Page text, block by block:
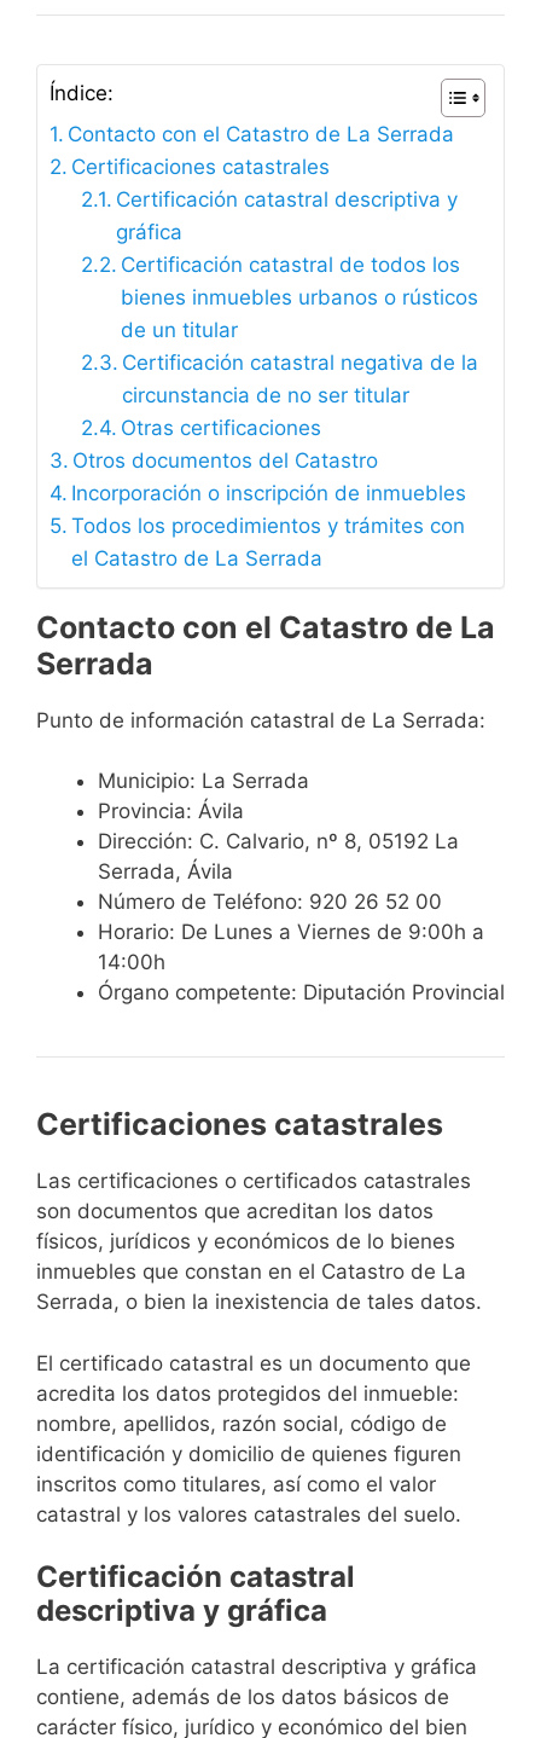
Índice:
Contacto con el Catastro de La Serrada
Certificaciones catastrales
Certificación catastral descriptiva y
gráfica
Certificación catastral de todos los
bienes inmuebles urbanos o rústicos
de un titular
Certificación catastral negativa de la
circunstancia de no ser titular
Otras certificaciones
Otros documentos del Catastro
Incorporación o inscripción de inmuebles
Todos los procedimientos y trámites con
el Catastro de La Serrada
Contacto con el Catastro de La
Serrada
Punto de información catastral de La Serrada:
Municipio: La Serrada
Provincia: Ávila
Dirección: C. Calvario, nº 8, 05192 La
Serrada, Ávila
Número de Teléfono: 920 26 52 00
Horario: De Lunes a Viernes de 9:00h a
14:00h
Órgano competente: Diputación Provincial
Certificaciones catastrales
Las certificaciones o certificados catastrales
son documentos que acreditan los datos
físicos, jurídicos y económicos de lo bienes
inmuebles que constan en el Catastro de La
Serrada, o bien la inexistencia de tales datos.
El certificado catastral es un documento que
acredita los datos protegidos del inmueble:
nombre, apellidos, razón social, código de
identificación y domicilio de quienes figuren
inscritos como titulares, así como el valor
catastral y los valores catastrales del suelo.
Certificación catastral
descriptiva y gráfica
La certificación catastral descriptiva y gráfica
contiene, además de los datos básicos de
carácter físico, jurídico y económico del bien